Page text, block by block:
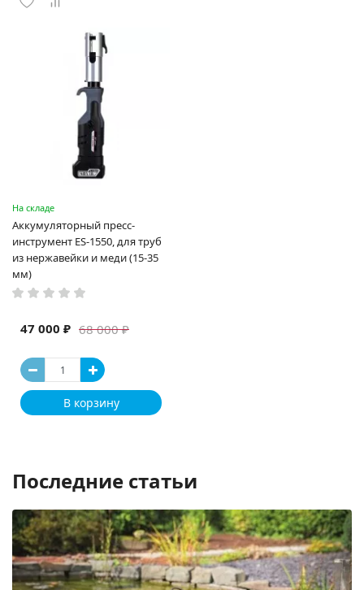
На складе
Аккумуляторный пресс-
инструмент ES-1550, для труб
из нержавейки и меди (15-35
мм)
68 000 ₽
47 000 ₽
В корзину
Последние статьи